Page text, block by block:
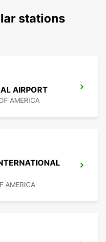
stations
AIRPORT
AMERICA
AMERICA